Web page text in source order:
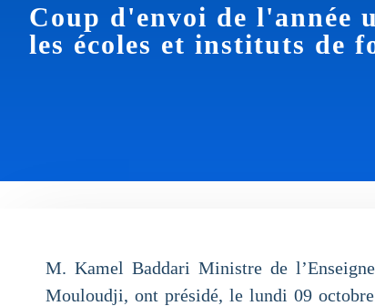
Coup d'envoi de l'année
les écoles et instituts de
M. Kamel Baddari Ministre de
Mouloudji, ont présidé, le lundi 09